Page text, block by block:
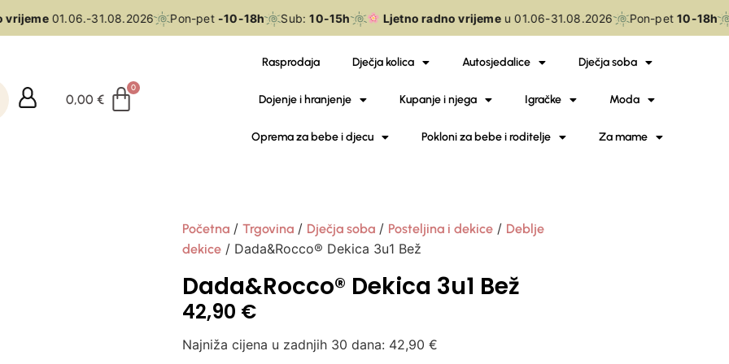
01.06.-31.08.2026 Pon-pet-10-18h Sub:10-15h Ljetno radno vrijemeu 01.06-31.08.2026 Pon-pet10-18h
0,00€
Rasprodaja Dječja kolica Autosjedalice Dječja soba
Dojenje i hranjenje Kupanje i njega Igračke Moda
Oprema za bebe i djecu Pokloni za bebe i roditelje Za mame
Početna / Trgovina / Dječja soba / Posteljina i dekice / Deblje
dekice / Dada&Rocco® Dekica 3u1 Bež
Dada&Rocco® Dekica 3u1 Bež
42,90 €
Najniža cijena u zadnjih 30 dana: 42,90 €